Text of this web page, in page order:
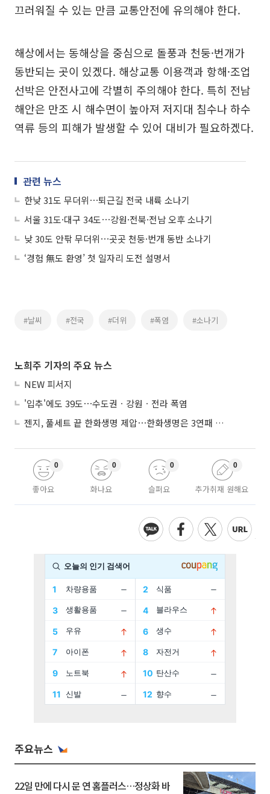
끄러워질 수 있는 만큼 교통안전에 유의해야 한다.
해상에서는 동해상을 중심으로 돌풍과 천둥·번개가
동반되는 곳이 있겠다. 해상교통 이용객과 항해·조업
선박은 안전사고에 각별히 주의해야 한다. 특히 전남
해안은 만조 시 해수면이 높아져 저지대 침수나 하수
역류 등의 피해가 발생할 수 있어 대비가 필요하겠다.
관련 뉴스
한낮 31도 무더위⋯퇴근길 전국 내륙 소나기
서울 31도·대구 34도⋯강원·전북·전남 오후 소나기
낮 30도 안팎 무더위⋯곳곳 천둥·번개 동반 소나기
‘경험 無도 환영’ 첫 일자리 도전 설명서
#날씨 #전국 #더위 #폭염 #소나기
노희주 기자의 주요 뉴스
NEW 피서지
'입추'에도 39도⋯수도권ㆍ강원ㆍ전라 폭염
젠지, 풀세트 끝 한화생명 제압⋯한화생명은 3연패 수렁
좋아요
0
화나요
0
슬퍼요
0
추가취재 원해요
0
주요뉴스
22일 만에 다시 문 연 홈플러스…정상화 바